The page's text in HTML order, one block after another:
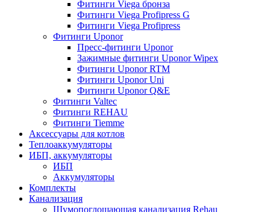
Фитинги Viega бронза
Фитинги Viega Profipress G
Фитинги Viega Profipress
Фитинги Uponor
Пресс-фитинги Uponor
Зажимные фитинги Uponor Wipex
Фитинги Uponor RTM
Фитинги Uponor Uni
Фитинги Uponor Q&E
Фитинги Valtec
Фитинги REHAU
Фитинги Tiemme
Аксессуары для котлов
Теплоаккумуляторы
ИБП, аккумуляторы
ИБП
Аккумуляторы
Комплекты
Канализация
Шумопоглощающая канализация Rehau